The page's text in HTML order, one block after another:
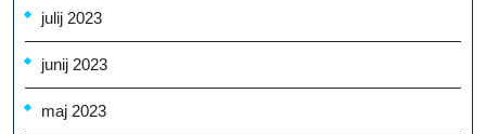
julij 2023
junij 2023
maj 2023